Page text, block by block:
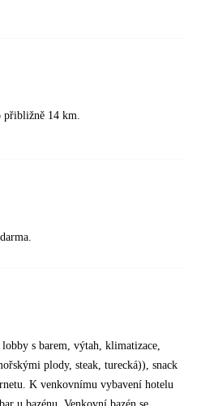
přibližně 14 km.
s barem, výtah, klimatizace,
plody, steak, turecká)), snack
K venkovnímu vybavení hotelu